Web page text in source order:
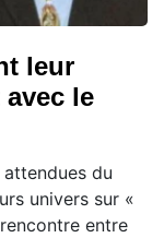
leur
le
attendues du
univers sur «
entre